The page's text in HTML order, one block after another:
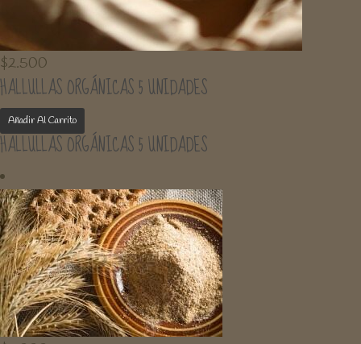
$2.500
HALLULLAS ORGÁNICAS 5 UNIDADES
Añadir Al Carrito
HALLULLAS ORGÁNICAS 5 UNIDADES